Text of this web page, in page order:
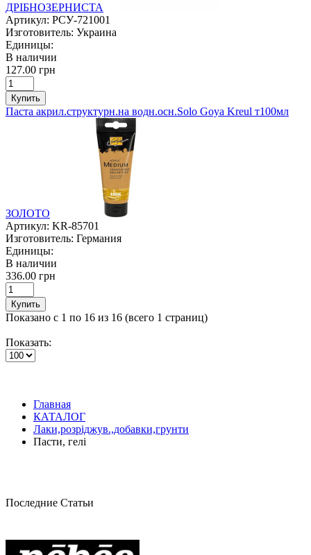
ДРІБНОЗЕРНИСТА
Артикул: РСУ-721001
Изготовитель: Украина
Единицы:
В наличии
127.00 грн
Купить
Паста акрил.структурн.на водн.осн.Solo Goya Kreul т100мл
ЗОЛОТО
Артикул: KR-85701
Изготовитель: Германия
Единицы:
В наличии
336.00 грн
Купить
Показано с 1 по 16 из 16 (всего 1 страниц)
Показать:
Главная
КАТАЛОГ
Лаки,розріджув.,добавки,грунти
Пасти, гелі
Последние Статьи